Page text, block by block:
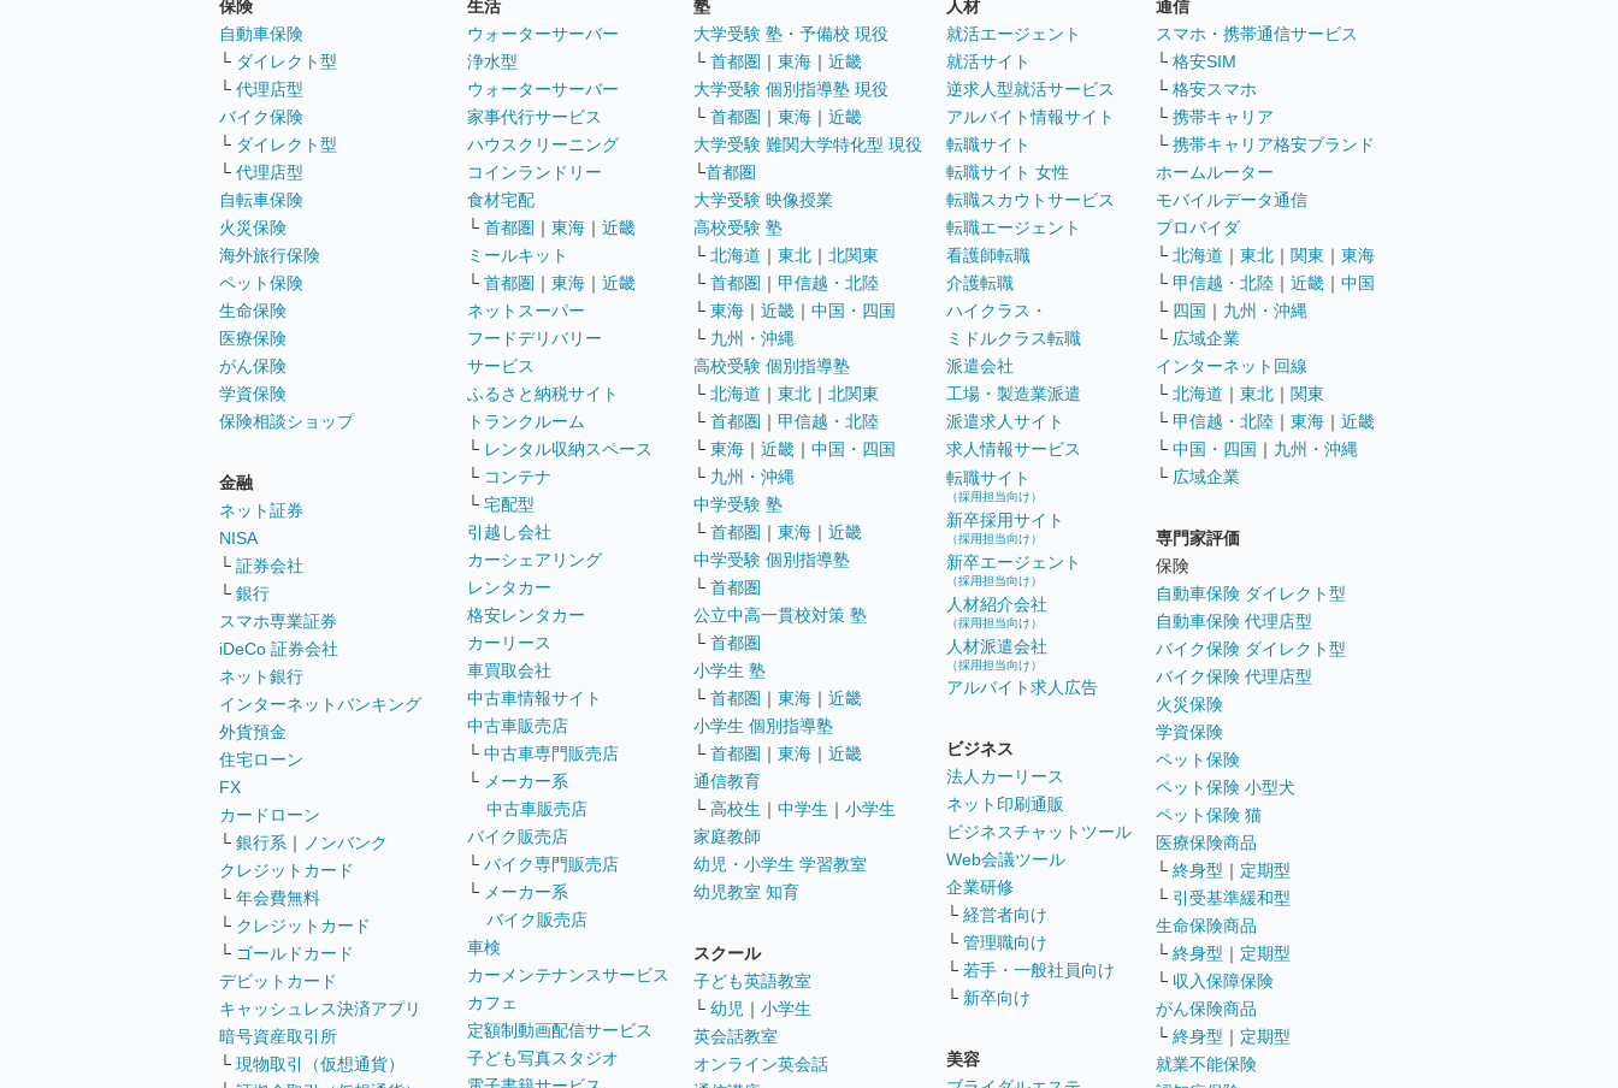
保険
自動車保険
└ ダイレクト型
└ 代理店型
バイク保険
└ ダイレクト型
└ 代理店型
自転車保険
火災保険
海外旅行保険
ペット保険
生命保険
医療保険
がん保険
学資保険
保険相談ショップ
金融
ネット証券
NISA
└ 証券会社
└ 銀行
スマホ専業証券
iDeCo 証券会社
ネット銀行
インターネットバンキング
外貨預金
住宅ローン
FX
カードローン
└ 銀行系 ｜
ノンバンク
クレジットカード
└ 年会費無料
└ クレジットカード
└ ゴールドカード
デビットカード
キャッシュレス決済アプリ
暗号資産取引所
└ 現物取引（仮想通貨）
生活
ウォーターサーバー
浄水型
ウォーターサーバー
家事代行サービス
ハウスクリーニング
コインランドリー
食材宅配
└ 首都圏 ｜ 東海 ｜ 近畿
ミールキット
└ 首都圏 ｜ 東海 ｜ 近畿
ネットスーパー
フードデリバリー
サービス
ふるさと納税サイト
トランクルーム
└ レンタル収納スペース
└ コンテナ
└ 宅配型
引越し会社
カーシェアリング
レンタカー
格安レンタカー
カーリース
車買取会社
中古車情報サイト
中古車販売店
└ 中古車専門販売店
└ メーカー系
中古車販売店
バイク販売店
└ バイク専門販売店
└ メーカー系
バイク販売店
車検
カーメンテナンスサービス
カフェ
定額制動画配信サービス
子ども写真スタジオ
塾
大学受験 塾・予備校 現役
└ 首都圏 ｜ 東海 ｜ 近畿
大学受験 個別指導塾 現役
└ 首都圏 ｜ 東海 ｜ 近畿
大学受験 難関大学特化型 現役
└首都圏
大学受験 映像授業
高校受験 塾
└ 北海道 ｜ 東北 ｜ 北関東
└ 首都圏 ｜ 甲信越・北陸
└ 東海 ｜ 近畿 ｜ 中国・四国
└ 九州・沖縄
高校受験 個別指導塾
└ 北海道 ｜ 東北 ｜ 北関東
└ 首都圏 ｜ 甲信越・北陸
└ 東海 ｜ 近畿 ｜ 中国・四国
└ 九州・沖縄
中学受験 塾
└ 首都圏 ｜ 東海 ｜ 近畿
中学受験 個別指導塾
└ 首都圏
公立中高一貫校対策 塾
└ 首都圏
小学生 塾
└ 首都圏 ｜ 東海 ｜ 近畿
小学生 個別指導塾
└ 首都圏 ｜ 東海 ｜ 近畿
通信教育
└ 高校生 ｜ 中学生 ｜ 小学生
家庭教師
幼児・小学生 学習教室
幼児教室 知育
スクール
子ども英語教室
└ 幼児 ｜ 小学生
英会話教室
オンライン英会話
人材
就活エージェント
就活サイト
逆求人型就活サービス
アルバイト情報サイト
転職サイト
転職サイト 女性
転職スカウトサービス
転職エージェント
看護師転職
介護転職
ハイクラス・
ミドルクラス転職
派遣会社
工場・製造業派遣
派遣求人サイト
求人情報サービス
転職サイト
（採用担当向け）
新卒採用サイト
（採用担当向け）
新卒エージェント
（採用担当向け）
人材紹介会社
（採用担当向け）
人材派遣会社
（採用担当向け）
アルバイト求人広告
ビジネス
法人カーリース
ネット印刷通販
ビジネスチャットツール
Web会議ツール
企業研修
└ 経営者向け
└ 管理職向け
└ 若手・一般社員向け
└ 新卒向け
美容
通信
スマホ・携帯通信サービス
└ 格安SIM
└ 格安スマホ
└ 携帯キャリア
└ 携帯キャリア格安ブランド
ホームルーター
モバイルデータ通信
プロバイダ
└ 北海道 ｜ 東北 ｜ 関東 ｜ 東海
└ 甲信越・北陸 ｜ 近畿 ｜ 中国
└ 四国 ｜ 九州・沖縄
└ 広域企業
インターネット回線
└ 北海道 ｜ 東北 ｜ 関東
└ 甲信越・北陸 ｜ 東海 ｜ 近畿
└ 中国・四国 ｜ 九州・沖縄
└ 広域企業
専門家評価
保険
自動車保険 ダイレクト型
自動車保険 代理店型
バイク保険 ダイレクト型
バイク保険 代理店型
火災保険
学資保険
ペット保険
ペット保険 小型犬
ペット保険 猫
医療保険商品
└ 終身型 ｜ 定期型
└ 引受基準緩和型
生命保険商品
└ 終身型 ｜ 定期型
└ 収入保障保険
がん保険商品
└ 終身型 ｜ 定期型
就業不能保険